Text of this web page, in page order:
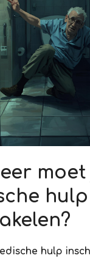
moet
hulp
hulp